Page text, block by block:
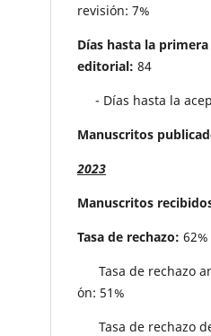
revisión: 7%
Días hasta la
editorial: 84
- Días hasta la
Manuscritos
2023
Manuscritos
Tasa de rechazo: 62%
Tasa de rechazo
´on: 51%
Tasa de rechazo